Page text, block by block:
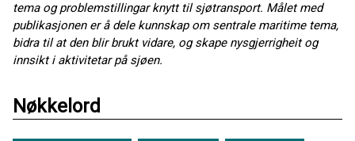
tema og problemstillingar knytt til sjøtransport. Målet med
publikasjonen er å dele kunnskap om sentrale maritime tema,
bidra til at den blir brukt vidare, og skape nysgjerrigheit og
innsikt i aktivitetar på sjøen.
Nøkkelord